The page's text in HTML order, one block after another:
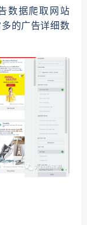
数据爬取网站
的广告详细数